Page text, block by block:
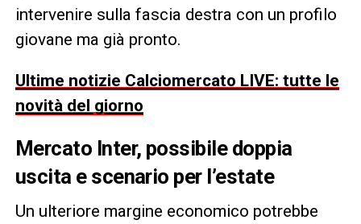
intervenire sulla fascia destra con un profilo
giovane ma già pronto.
Ultime notizie Calciomercato LIVE: tutte le
novità del giorno
Mercato Inter, possibile doppia
uscita e scenario per l’estate
Un ulteriore margine economico potrebbe